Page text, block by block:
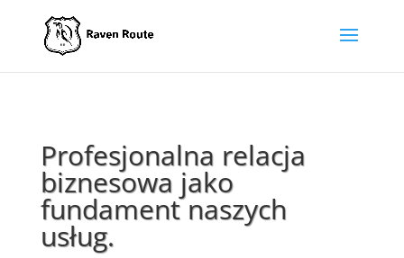
Profesjonalna relacja
biznesowa jako
fundament naszych
usług.